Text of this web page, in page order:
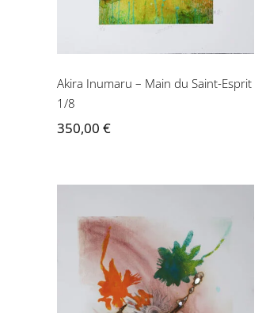
Akira Inumaru – Main du Saint-Esprit
1/8
350,00 €
Akira Inumaru – Passion